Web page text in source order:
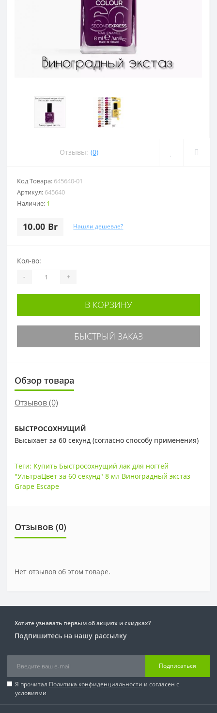
Отзывы: (0)
Код Товара: 645640-01
Артикул: 645640
Наличие: 1
10.00 Br Нашли дешевле?
Кол-во:
- +
В КОРЗИНУ
БЫСТРЫЙ ЗАКАЗ
Обзор товара
Отзывов (0)
БЫСТРОСОХНУЩИЙ
Высыхает за 60 секунд (согласно способу применения)
Теги: Купить Быстросохнущий лак для ногтей
"УльтраЦвет за 60 секунд" 8 мл Виноградный экстаз
Grape Escape
Отзывов (0)
Нет отзывов об этом товаре.
Хотите узнавать первым об акциях и скидках?
Подпишитесь на нашу рассылку
Подписаться
Я прочитал Политика конфиденциальности и согласен с
условиями